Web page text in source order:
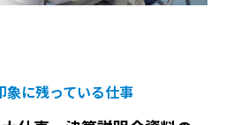
象に残っている仕事